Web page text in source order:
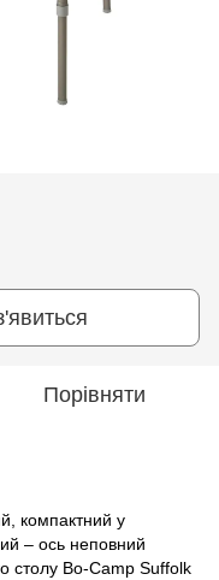
Порівняти
компактний у
– ось неповний
столу Bo-Camp Suffolk